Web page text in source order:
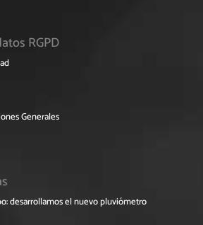
RGPD
Generales
desarrollamos el nuevo pluviómetro